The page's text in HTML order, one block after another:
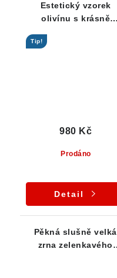
Estetický vzorek
olivínu s krásně
Tip!
Prodáno
980 Kč
Detail
Pěkná slušně velká
zrna zelenkavého